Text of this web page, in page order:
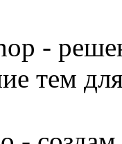
-
тем